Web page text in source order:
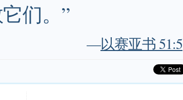
们。”
—以赛亚书 51:5